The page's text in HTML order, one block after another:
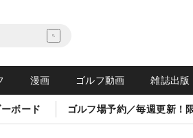
漫画 ゴルフ動画 雑誌出版
ボード ゴルフ場予約／毎週更新！